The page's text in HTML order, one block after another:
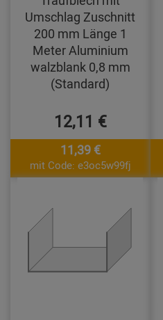
Umschlag Zuschnitt
200 mm Länge 1
Meter Aluminium
walzblank 0,8 mm
(Standard)
12,11 €
11,39 €
mit Code: e3oc5w99fj